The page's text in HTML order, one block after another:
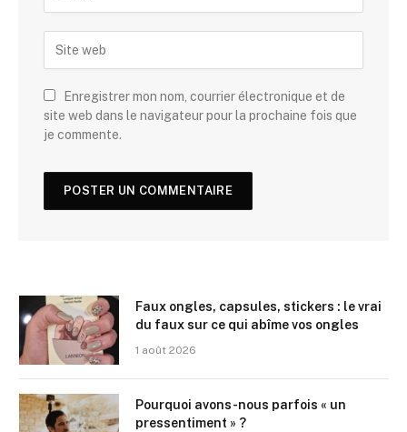
Enregistrer mon nom, courrier électronique et de
site web dans le navigateur pour la prochaine fois que
je commente.
Faux ongles, capsules, stickers : le vrai
du faux sur ce qui abîme vos ongles
1 août 2026
Pourquoi avons-nous parfois « un
pressentiment » ?